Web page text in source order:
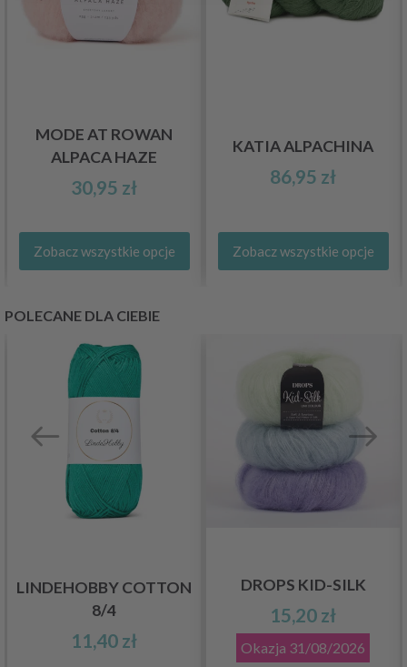
MODE AT ROWAN
ALPACA HAZE
30,95 zł
Zobacz wszystkie opcje
KATIA ALPACHINA
86,95 zł
Zobacz wszystkie opcje
POLECANE DLA CIEBIE
LINDEHOBBY COTTON
8/4
11,40 zł
DROPS KID-SILK
15,20 zł
Okazja 31/08/2026